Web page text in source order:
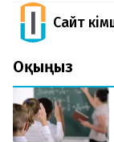
Сайт
Оқыңыз